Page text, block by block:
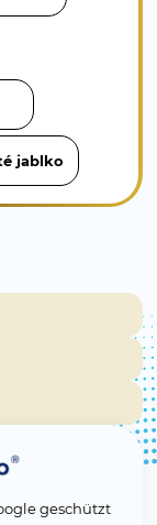
jablko
geschützt